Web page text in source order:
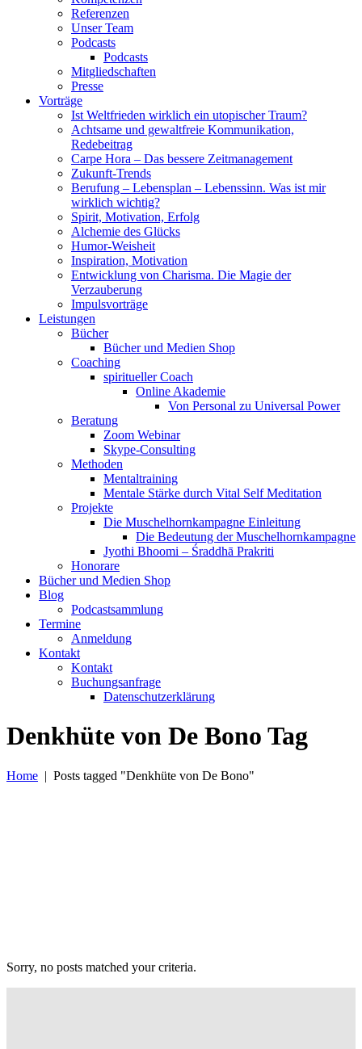
Referenzen
Unser Team
Podcasts
Podcasts
Mitgliedschaften
Presse
Vorträge
Ist Weltfrieden wirklich ein utopischer Traum?
Achtsame und gewaltfreie Kommunikation,
Redebeitrag
Carpe Hora – Das bessere Zeitmanagement
Zukunft-Trends
Berufung – Lebensplan – Lebenssinn. Was ist mir
wirklich wichtig?
Spirit, Motivation, Erfolg
Alchemie des Glücks
Humor-Weisheit
Inspiration, Motivation
Entwicklung von Charisma. Die Magie der
Verzauberung
Impulsvorträge
Leistungen
Bücher
Bücher und Medien Shop
Coaching
spiritueller Coach
Online Akademie
Von Personal zu Universal Power
Beratung
Zoom Webinar
Skype-Consulting
Methoden
Mentaltraining
Mentale Stärke durch Vital Self Meditation
Projekte
Die Muschelhornkampagne Einleitung
Die Bedeutung der Muschelhornkampagne
Jyothi Bhoomi – Śraddhā Prakriti
Honorare
Bücher und Medien Shop
Blog
Podcastsammlung
Termine
Anmeldung
Kontakt
Kontakt
Buchungsanfrage
Datenschutzerklärung
Denkhüte von De Bono Tag
Home | Posts tagged "Denkhüte von De Bono"
Sorry, no posts matched your criteria.